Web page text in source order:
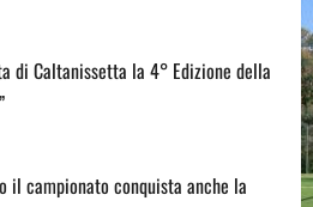
di Caltanissetta la 4° Edizione della
il campionato conquista anche la